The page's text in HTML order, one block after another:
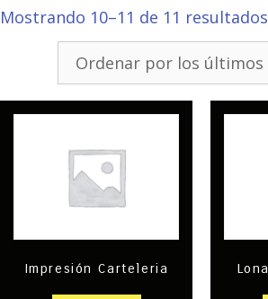
Mostrando 10–11 de 11 resultados
Impresión Carteleria